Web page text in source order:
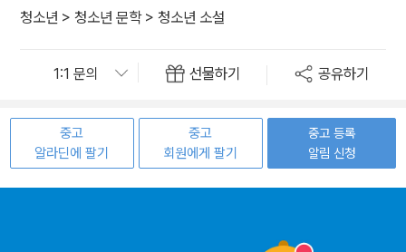
청소년 > 청소년 문학> 청소년 소설
선물하기 공유하기
중고
알라딘에 팔기
중고
회원에게 팔기
중고 등록
알림 신청